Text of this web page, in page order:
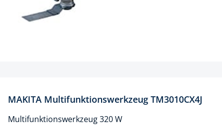
MAKITA Multifunktionswerkzeug TM3010CX4J
Multifunktionswerkzeug 320 W